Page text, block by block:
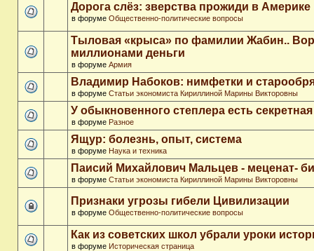
Дорога слёз: зверства прожиди в Америке
в форуме Общественно-политические вопросы
Тыловая «крыса» по фамилии Жабин..
миллионами деньги
в форуме Армия
Владимир Набоков: нимфетки и
в форуме Статьи экономиста Кириллиной Марины Викторовны
У обыкновенного степлера есть
в форуме Разное
Ящур: болезнь, опыт, система
в форуме Наука и техника
Паисий Михайлович Мальцев - меценат-
в форуме Статьи экономиста Кириллиной Марины Викторовны
Признаки угрозы гибели Цивилизации
в форуме Общественно-политические вопросы
Как из советских школ убрали уроки
в форуме Историческая страница